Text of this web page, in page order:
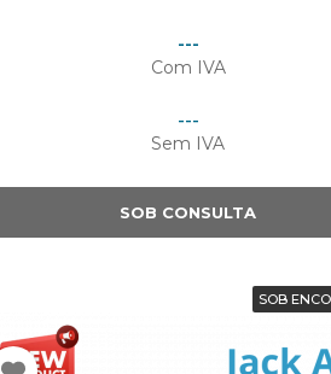
Preço
---
Com IVA
Preço
---
Sem IVA
SOB CONSULTA
SOB